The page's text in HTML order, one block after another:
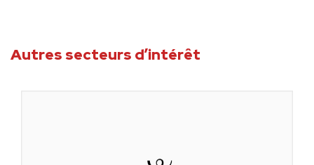
Autres secteurs d’intérêt